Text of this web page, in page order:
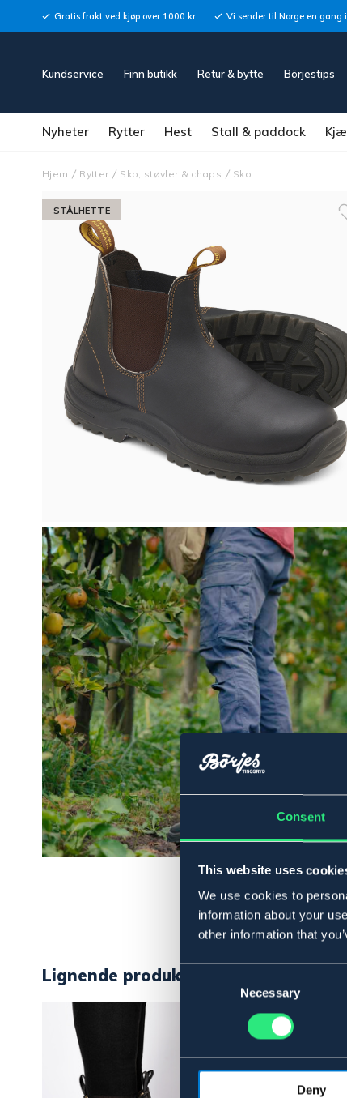
Consent
This website uses
We use cookies to
information about your
other information that
Consent
Necessary
Deny
Gratis frakt ved kjøp over 1000 kr Vi sender til Norge en gang
Kundservice Finn butikk Retur & bytte Börjestips
Nyheter Rytter Hest Stall & paddock
Hjem Rytter Sko, støvler & chaps Sko
STÅLHETTE
Lignende produkter